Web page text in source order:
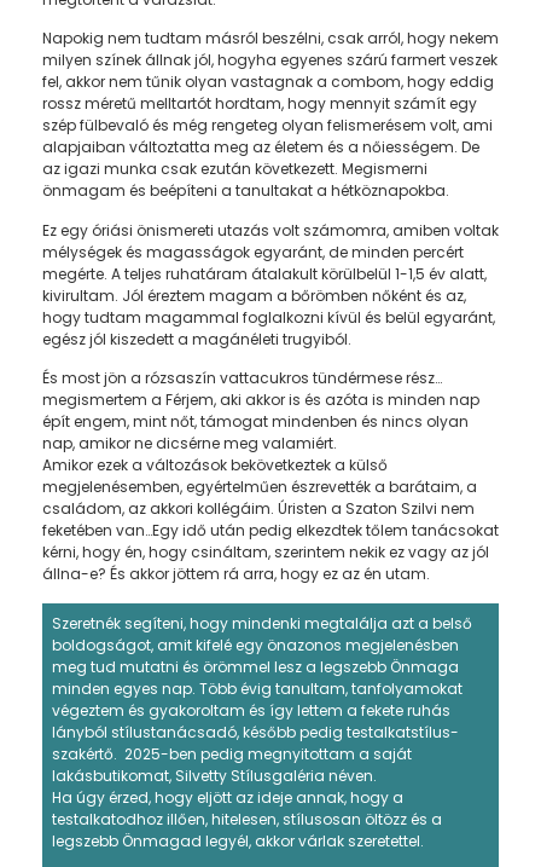
Napokig nem tudtam másról beszélni, csak arról, hogy nekem
milyen színek állnak jól, hogyha egyenes szárú farmert veszek
fel, akkor nem tűnik olyan vastagnak a combom, hogy eddig
rossz méretű melltartót hordtam, hogy mennyit számít egy
szép fülbevaló és még rengeteg olyan felismerésem volt, ami
alapjaiban változtatta meg az életem és a nőiességem. De
az igazi munka csak ezután következett. Megismerni
önmagam és beépíteni a tanultakat a hétköznapokba.
Ez egy óriási önismereti utazás volt számomra, amiben voltak
mélységek és magasságok egyaránt, de minden percért
megérte. A teljes ruhatáram átalakult körülbelül 1-1,5 év alatt,
kivirultam. Jól éreztem magam a bőrömben nőként és az,
hogy tudtam magammal foglalkozni kívül és belül egyaránt,
egész jól kiszedett a magánéleti trugyiból.
És most jön a rózsaszín vattacukros tündérmese rész…
megismertem a Férjem, aki akkor is és azóta is minden nap
épít engem, mint nőt, támogat mindenben és nincs olyan
nap, amikor ne dicsérne meg valamiért.
Amikor ezek a változások bekövetkeztek a külső
megjelenésemben, egyértelműen észrevették a barátaim, a
családom, az akkori kollégáim. Úristen a Szaton Szilvi nem
feketében van…Egy idő után pedig elkezdtek tőlem tanácsokat
kérni, hogy én, hogy csináltam, szerintem nekik ez vagy az jól
állna-e? És akkor jöttem rá arra, hogy ez az én utam.
Szeretnék segíteni, hogy mindenki megtalálja azt a belső
boldogságot, amit kifelé egy önazonos megjelenésben
meg tud mutatni és örömmel lesz a legszebb Önmaga
minden egyes nap. Több évig tanultam, tanfolyamokat
végeztem és gyakoroltam és így lettem a fekete ruhás
lányból stílustanácsadó, később pedig testalkatstílus-
szakértő. 2025-ben pedig megnyitottam a saját
lakásbutikomat, Silvetty Stílusgaléria néven.
Ha úgy érzed, hogy eljött az ideje annak, hogy a
testalkatodhoz illően, hitelesen, stílusosan öltözz és a
legszebb Önmagad legyél, akkor várlak szeretettel.